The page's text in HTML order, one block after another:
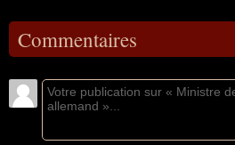
Commentaires